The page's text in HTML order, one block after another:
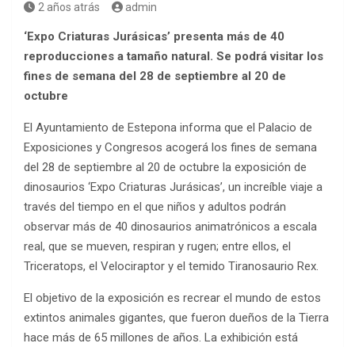
2 años atrás admin
‘Expo Criaturas Jurásicas’ presenta más de 40
reproducciones a tamaño natural. Se podrá visitar los
fines de semana del 28 de septiembre al 20 de
octubre
El Ayuntamiento de Estepona informa que el Palacio de
Exposiciones y Congresos acogerá los fines de semana
del 28 de septiembre al 20 de octubre la exposición de
dinosaurios ‘Expo Criaturas Jurásicas’, un increíble viaje a
través del tiempo en el que niños y adultos podrán
observar más de 40 dinosaurios animatrónicos a escala
real, que se mueven, respiran y rugen; entre ellos, el
Triceratops, el Velociraptor y el temido Tiranosaurio Rex.
El objetivo de la exposición es recrear el mundo de estos
extintos animales gigantes, que fueron dueños de la Tierra
hace más de 65 millones de años. La exhibición está